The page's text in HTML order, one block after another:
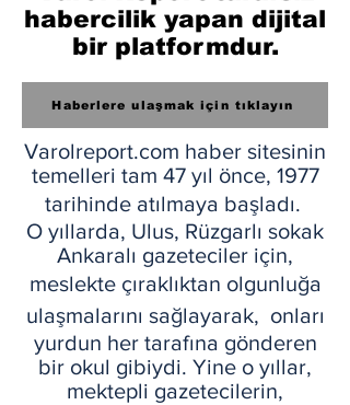
habercilik yapan dijital
bir platformdur.
Haberlere ulaşmak için tıklayın
Varolreport.com haber sitesinin
temelleri tam 47 yıl önce, 1977
tarihinde atılmaya başladı.
O yıllarda, Ulus, Rüzgarlı sokak
Ankaralı gazeteciler için,
meslekte çıraklıktan olgunluğa
ulaşmalarını sağlayarak, onları
yurdun her tarafına gönderen
bir okul gibiydi. Yine o yıllar,
mektepli gazetecilerin,